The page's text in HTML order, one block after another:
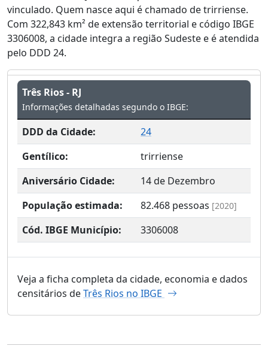
vinculado. Quem nasce aqui é chamado de trirriense.
Com 322,843 km² de extensão territorial e código IBGE
3306008, a cidade integra a região Sudeste e é atendida
pelo DDD 24.
Três Rios - RJ
Informações detalhadas segundo o IBGE:
DDD da Cidade:
24
Gentílico:
trirriense
Aniversário Cidade:
14 de Dezembro
População estimada:
82.468 pessoas [2020]
Cód. IBGE Município: 3306008
Veja a ficha completa da cidade, economia e dados
censitários deTrês Rios no IBGE